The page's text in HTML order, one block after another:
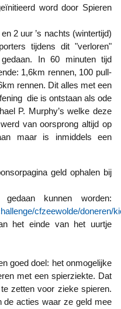
word door Spieren
2 uur ’s nachts (wintertijd)
tijdens dit "verloren"
In 60 minuten tijd
1,6km rennen, 100 pull-
rennen. Dit alles met een
die is ontstaan als ode
P. Murphy’s welke deze
van oorsprong altijd op
maar is inmiddels een
kunnen worden:
cfzeewolde/doneren/
het einde van het uurtje
goed doel: het onmogelijke
met een spierziekte. Dat
zetten voor zieke spieren.
de acties waar ze geld mee